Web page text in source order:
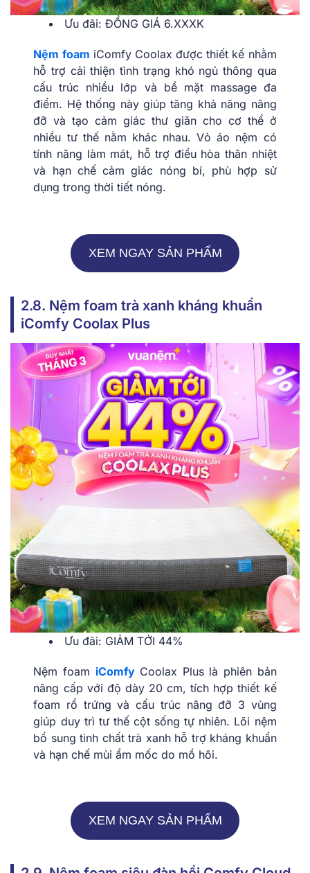
Ưu đãi: ĐỒNG GIÁ 6.XXXK
Nệm foam iComfy Coolax được thiết kế nhằm
hỗ trợ cải thiện tình trạng khó ngủ thông qua
cấu trúc nhiều lớp và bề mặt massage đa
điểm. Hệ thống này giúp tăng khả năng nâng
đỡ và tạo cảm giác thư giãn cho cơ thể ở
nhiều tư thế nằm khác nhau. Vỏ áo nệm có
tính năng làm mát, hỗ trợ điều hòa thân nhiệt
và hạn chế cảm giác nóng bí, phù hợp sử
dụng trong thời tiết nóng.
XEM NGAY SẢN PHẨM
2.8. Nệm foam trà xanh kháng khuẩn
iComfy Coolax Plus
Ưu đãi: GIẢM TỚI 44%
Nệm foam iComfyCoolax Plus là phiên bản
nâng cấp với độ dày 20 cm, tích hợp thiết kế
foam rổ trứng và cấu trúc nâng đỡ 3 vùng
giúp duy trì tư thế cột sống tự nhiên. Lõi nệm
bổ sung tinh chất trà xanh hỗ trợ kháng khuẩn
và hạn chế mùi ẩm mốc do mồ hôi.
XEM NGAY SẢN PHẨM